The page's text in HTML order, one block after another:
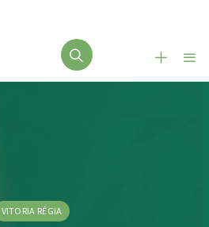
VITORIA RÉGIA